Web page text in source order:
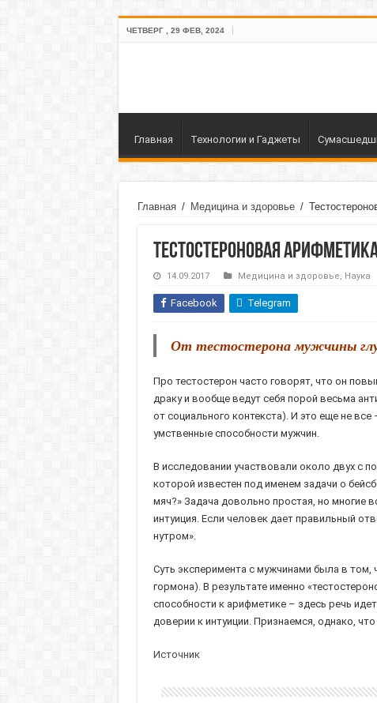
ЧЕТВЕРГ , 29 ФЕВ, 2024
Главная Технологии и Гаджеты
Главная / Медицина и здоровье /
Тестостероновая
14.09.2017 Медицина и здоровье, Наука
Facebook Telegram
От тестостерона мужчины
Про тестостерон часто говорят, что он
драку и вообще ведут себя порой весьма
от социального контекста). И это еще не
умственные способности мужчин.
В исследовании участвовали около двух с
которой известен под именем задачи о
мяч?» Задача довольно простая, но многие
интуиция. Если человек дает правильный
нутром».
Суть эксперимента с мужчинами была в том,
гормона). В результате именно
способности к арифметике – здесь речь
доверии к интуиции. Признаемся, однако,
Источник